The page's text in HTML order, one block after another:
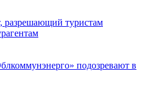
разрешающий туристам
подозревают в